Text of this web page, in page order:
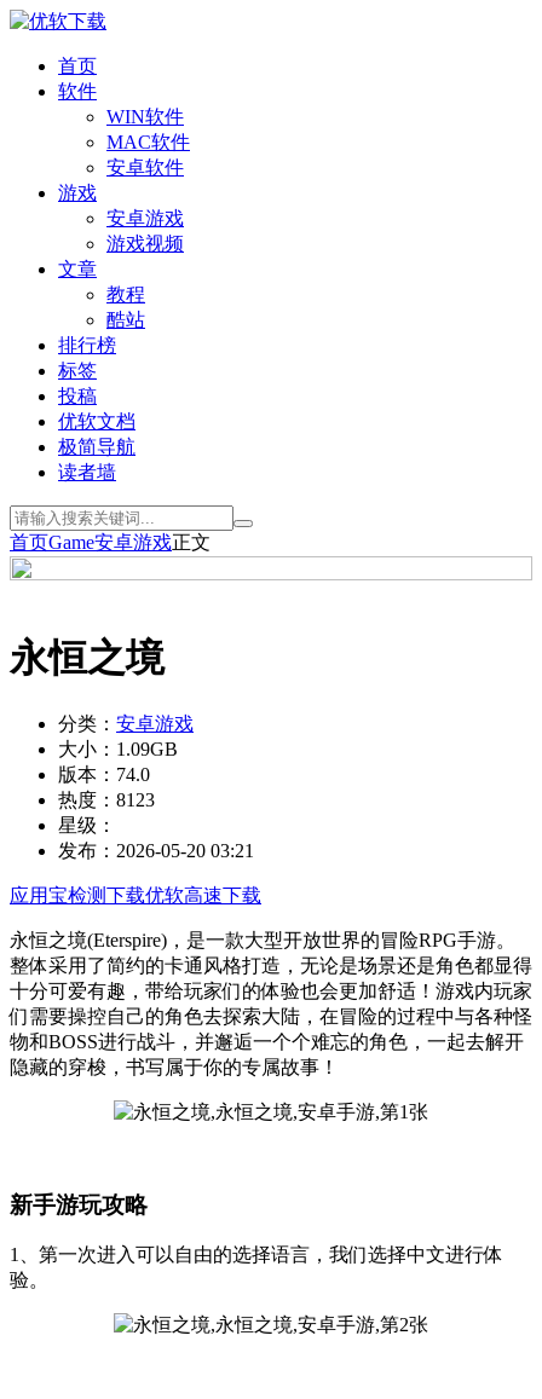
首页
软件
WIN软件
MAC软件
安卓软件
游戏
安卓游戏
游戏视频
文章
教程
酷站
排行榜
标签
投稿
优软文档
极简导航
读者墙
首页Game安卓游戏正文
永恒之境
分类： 安卓游戏
大小： 1.09GB
版本： 74.0
热度： 8123
星级：
发布： 2026-05-20 03:21
应用宝检测下载优软高速下载
永恒之境(Eterspire)，是一款大型开放世界的冒险RPG手游。
整体采用了简约的卡通风格打造，无论是场景还是角色都显得
十分可爱有趣，带给玩家们的体验也会更加舒适！游戏内玩家
们需要操控自己的角色去探索大陆，在冒险的过程中与各种怪
物和BOSS进行战斗，并邂逅一个个难忘的角色，一起去解开
隐藏的穿梭，书写属于你的专属故事！
新手游玩攻略
1、第一次进入可以自由的选择语言，我们选择中文进行体
验。